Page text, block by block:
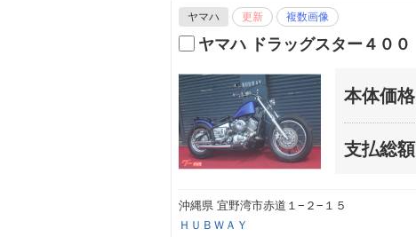
ヤマハ 更新 複数画像
ヤマハ ドラッグスター４００
本体価格
支払総額
沖縄県 宜野湾市赤道１−２−１５
ＨＵＢＷＡＹ